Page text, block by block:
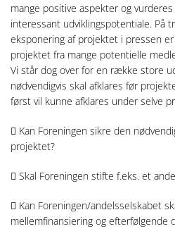
mange positive aspekter og
interessant udviklingspotentiale. På
eksponering af projektet i pressen
projektet fra mange potentielle
Vi står dog over for en række store
nødvendigvis skal afklares før
først vil kunne afklares under selve
 Kan Foreningen sikre den
projektet?
 Skal Foreningen stifte f.eks. et
 Kan Foreningen/andelsselskabet
mellemfinansiering og efterfølgende